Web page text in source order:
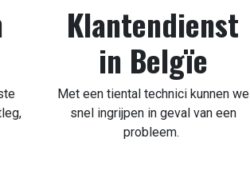
Klantendienst
in Belgïe
Met een tiental technici kunnen we
snel ingrijpen in geval van een
probleem.